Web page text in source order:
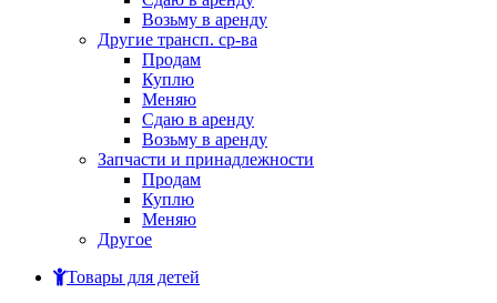
Возьму в аренду
Другие трансп. ср-ва
Продам
Куплю
Меняю
Сдаю в аренду
Возьму в аренду
Запчасти и принадлежности
Продам
Куплю
Меняю
Другое
Товары для детей